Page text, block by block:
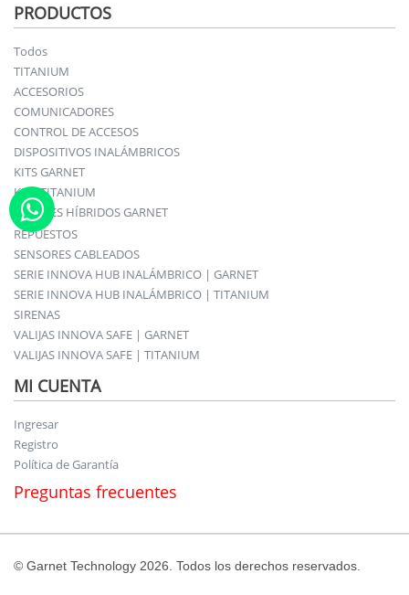
PRODUCTOS
Todos
TITANIUM
ACCESORIOS
COMUNICADORES
CONTROL DE ACCESOS
DISPOSITIVOS INALÁMBRICOS
KITS GARNET
KITS TITANIUM
PANELES HÍBRIDOS GARNET
REPUESTOS
SENSORES CABLEADOS
SERIE INNOVA HUB INALÁMBRICO | GARNET
SERIE INNOVA HUB INALÁMBRICO | TITANIUM
SIRENAS
VALIJAS INNOVA SAFE | GARNET
VALIJAS INNOVA SAFE | TITANIUM
MI CUENTA
Ingresar
Registro
Política de Garantía
Preguntas frecuentes
© Garnet Technology 2026. Todos los derechos reservados.